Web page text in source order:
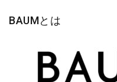
BAUMとは